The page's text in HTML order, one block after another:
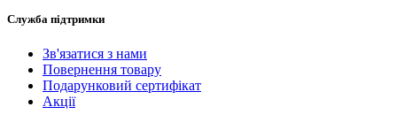
Служба підтримки
Зв'язатися з нами
Повернення товару
Подарунковий сертифікат
Акції